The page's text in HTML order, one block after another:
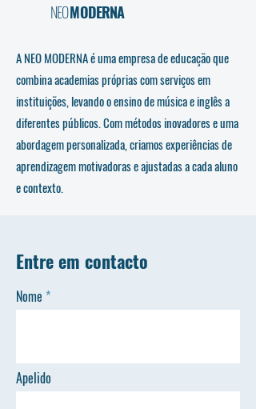
NEOMODERNA
A NEO MODERNA é uma empresa de educação que
combina academias próprias com serviços em
instituições, levando o ensino de música e inglês a
diferentes públicos. Com métodos inovadores e uma
abordagem personalizada, criamos experiências de
aprendizagem motivadoras e ajustadas a cada aluno
e contexto.
Entre em contacto
Nome
Apelido